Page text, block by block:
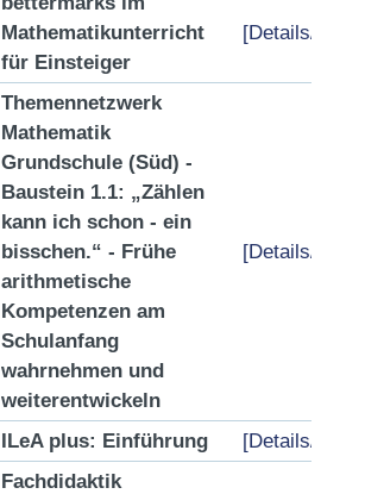
Mathematikunterricht
für Einsteiger
[Details/
Themennetzwerk
Mathematik
Grundschule (Süd) -
Baustein 1.1: „Zählen
kann ich schon - ein
bisschen.“ - Frühe
arithmetische
Kompetenzen am
Schulanfang
wahrnehmen und
weiterentwickeln
[Details/
ILeA plus: Einführung [Details/
Fachdidaktik